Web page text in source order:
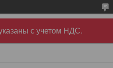
c учетом НДС.